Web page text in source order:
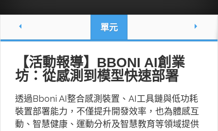
單元
【活動報導】BBONI AI創業
坊：從感測到模型快速部署
透過Bboni AI整合感測裝置、AI工具鏈與低功耗
裝置部署能力，不僅提升開發效率，也為體感互
動、智慧健康、運動分析及智慧教育等領域提供